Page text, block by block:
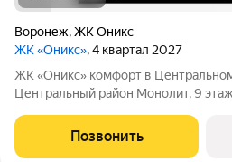
Воронеж,ЖК Оникс
ЖК «Оникс», 4 квартал 2027
ЖК «Оникс» комфорт в Центральном районе ул. Дарвина
Центральный район Монолит, 9 этажей комфорт Сдача: IV кв.
с Ботаническим садом и парком им.
Закрытый двор без
Позвонить